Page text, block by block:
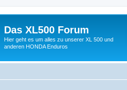
Das XL500 Forum
Hier geht es um alles zu unserer XL 500 und
anderen HONDA Enduros